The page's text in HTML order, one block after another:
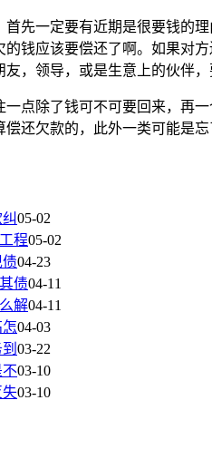
一定要有近期是很要钱的理
钱应该要偿还了啊。如果对
，领导，或是生意上的伙伴
除了钱可不可要回来，再一
还欠款的，此外一类可能是
05-02
程05-02
04-23
债04-11
解04-11
04-03
03-22
不03-10
失03-10